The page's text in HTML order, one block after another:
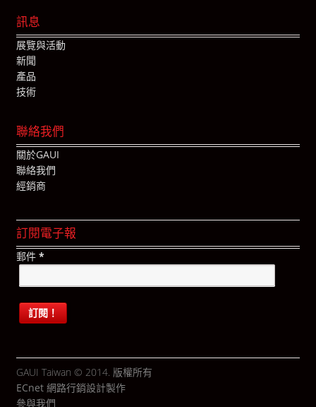
訊息
展覽與活動
新聞
產品
技術
聯絡我們
關於GAUI
聯絡我們
經銷商
訂閱電子報
郵件 *
GAUI Taiwan © 2014. 版權所有
ECnet 網路行銷設計製作
參與我們